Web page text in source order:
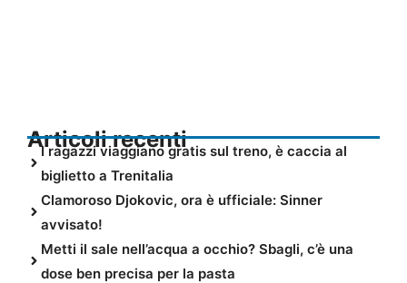
Articoli recenti
I ragazzi viaggiano gratis sul treno, è caccia al
biglietto a Trenitalia
Clamoroso Djokovic, ora è ufficiale: Sinner
avvisato!
Metti il sale nell’acqua a occhio? Sbagli, c’è una
dose ben precisa per la pasta